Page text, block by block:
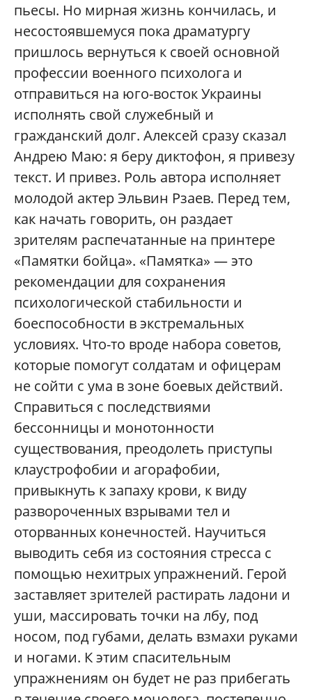
пьесы. Но мирная жизнь кончилась, и
несостоявшемуся пока драматургу
пришлось вернуться к своей основной
профессии военного психолога и
отправиться на юго-восток Украины
исполнять свой служебный и
гражданский долг. Алексей сразу сказал
Андрею Маю: я беру диктофон, я привезу
текст. И привез. Роль автора исполняет
молодой актер Эльвин Рзаев. Перед тем,
как начать говорить, он раздает
зрителям распечатанные на принтере
«Памятки бойца». «Памятка» — это
рекомендации для сохранения
психологической стабильности и
боеспособности в экстремальных
условиях. Что-то вроде набора советов,
которые помогут солдатам и офицерам
не сойти с ума в зоне боевых действий.
Справиться с последствиями
бессонницы и монотонности
существования, преодолеть приступы
клаустрофобии и агорафобии,
привыкнуть к запаху крови, к виду
развороченных взрывами тел и
оторванных конечностей. Научиться
выводить себя из состояния стресса с
помощью нехитрых упражнений. Герой
заставляет зрителей растирать ладони и
уши, массировать точки на лбу, под
носом, под губами, делать взмахи руками
и ногами. К этим спасительным
упражнениям он будет не раз прибегать